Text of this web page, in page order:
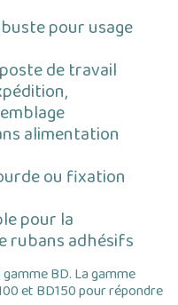
pour usage
de travail
alimentation
ou fixation
pour la
rubans adhésifs
BD. La gamme
et BD150 pour répondre